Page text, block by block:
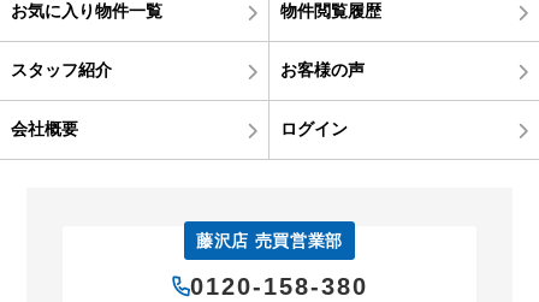
お気に入り物件一覧 物件閲覧履歴
スタッフ紹介 お客様の声
会社概要 ログイン
藤沢店 売買営業部
0120-158-380